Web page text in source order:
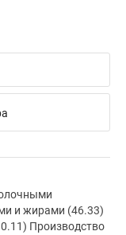
и жирами (46.33)
Производство